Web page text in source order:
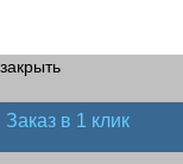
закрыть
Заказ в 1 клик